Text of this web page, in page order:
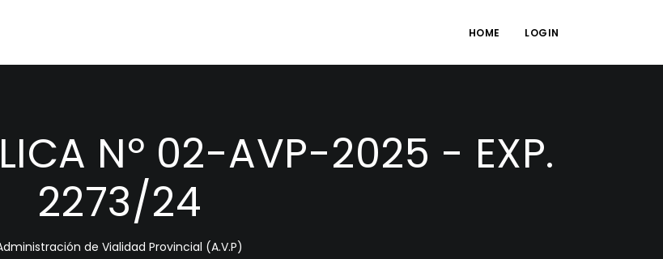
HOME LOGIN
Nº 02-AVP-2025 - EXP.
2273/24
de Vialidad Provincial (A.V.P)